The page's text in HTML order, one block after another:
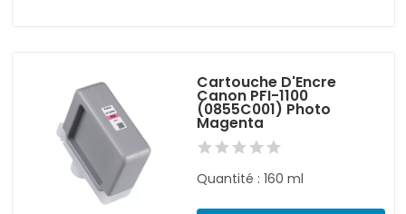
Cartouche D'Encre
Canon PFI-1100
(0855C001) Photo
Magenta
Quantité : 160 ml